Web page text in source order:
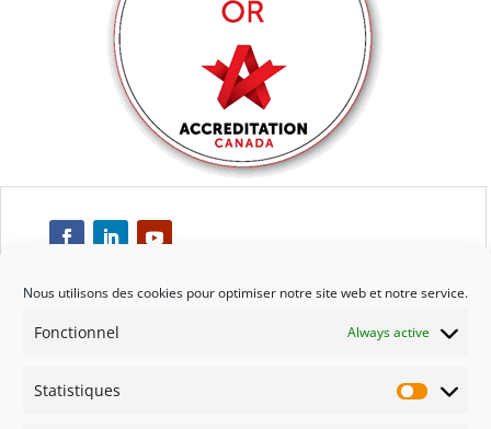
Nous utilisons des cookies pour optimiser notre site web et notre service.
Fonctionnel Always active
Statistiques
Respect
Engagement